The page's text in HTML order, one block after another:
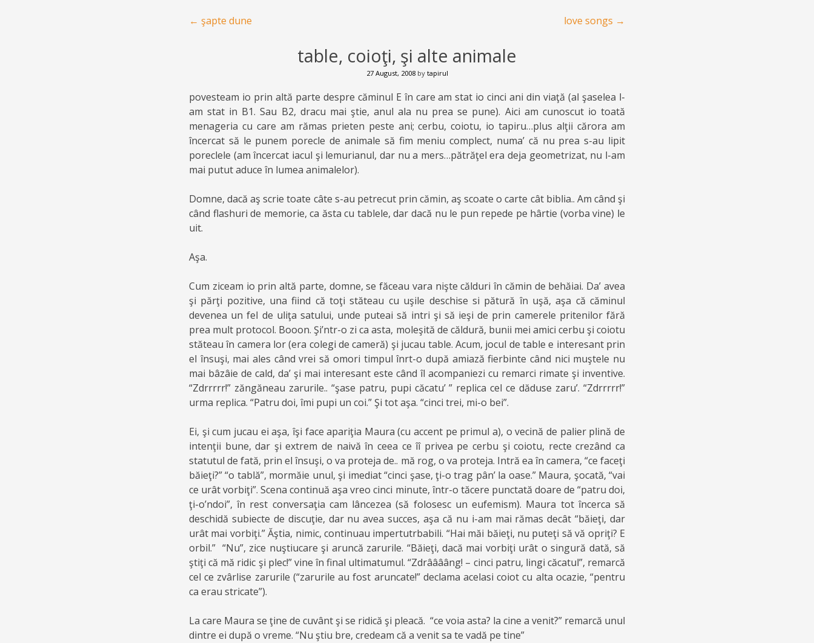
Post navigation
← şapte dune love songs →
table, coioţi, şi alte animale
27 August, 2008by tapirul
povesteam io prin altă parte despre căminul E în care am stat io cinci ani din viaţă (al şaselea l-
am stat in B1. Sau B2, dracu mai ştie, anul ala nu prea se pune). Aici am cunoscut io toată
menageria cu care am rămas prieten peste ani; cerbu, coiotu, io tapiru…plus alţii cărora am
încercat să le punem porecle de animale să fim meniu complect, numa’ că nu prea s-au lipit
poreclele (am încercat iacul şi lemurianul, dar nu a mers…pătrăţel era deja geometrizat, nu l-am
mai putut aduce în lumea animalelor).
Domne, dacă aş scrie toate câte s-au petrecut prin cămin, aş scoate o carte cât biblia.. Am când şi
când flashuri de memorie, ca ăsta cu tablele, dar dacă nu le pun repede pe hârtie (vorba vine) le
uit.
Aşa.
Cum ziceam io prin altă parte, domne, se făceau vara nişte călduri în cămin de behăiai. Da’ avea
şi părţi pozitive, una fiind că toţi stăteau cu uşile deschise si pătură în uşă, aşa că căminul
devenea un fel de uliţa satului, unde puteai să intri şi să ieşi de prin camerele pritenilor fără
prea mult protocol. Booon. Şi’ntr-o zi ca asta, moleşită de căldură, bunii mei amici cerbu şi coiotu
stăteau în camera lor (era colegi de cameră) şi jucau table. Acum, jocul de table e interesant prin
el însuşi, mai ales când vrei să omori timpul înrt-o după amiază fierbinte când nici muştele nu
mai bâzâie de cald, da’ şi mai interesant este când îl acompaniezi cu remarci rimate şi inventive.
“Zdrrrrr!” zăngăneau zarurile.. “şase patru, pupi căcatu’ ” replica cel ce dăduse zaru’. “Zdrrrrr!”
urma replica. “Patru doi, îmi pupi un coi.” Şi tot aşa. “cinci trei, mi-o bei”.
Ei, şi cum jucau ei aşa, îşi face apariţia Maura (cu accent pe primul a), o vecină de palier plină de
intenţii bune, dar şi extrem de naivă în ceea ce îî privea pe cerbu şi coiotu, recte crezând ca
statutul de fată, prin el însuşi, o va proteja de.. mă rog, o va proteja. Intră ea în camera, “ce faceţi
băieţi?” “o tablă”, mormăie unul, şi imediat “cinci şase, ţi-o trag pân’ la oase.” Maura, şocată, “vai
ce urât vorbiţi”. Scena continuă aşa vreo cinci minute, într-o tăcere punctată doare de “patru doi,
ţi-o’ndoi”, în rest conversaţia cam lâncezea (să folosesc un eufemism). Maura tot încerca să
deschidă subiecte de discuţie, dar nu avea succes, aşa că nu i-am mai rămas decât “băieţi, dar
urât mai vorbiţi.” Ăştia, nimic, continuau impertutrbabili. “Hai măi băieţi, nu puteţi să vă opriţi? E
orbil.” “Nu”, zice nuştiucare şi aruncă zarurile. “Băieţi, dacă mai vorbiţi urât o singură dată, să
ştiţi că mă ridic şi plec!” vine în final ultimatumul. “Zdrââââng! – cinci patru, lingi căcatul”, remarcă
cel ce zvârlise zarurile (“zarurile au fost aruncate!” declama acelasi coiot cu alta ocazie, “pentru
ca erau stricate”).
La care Maura se ţine de cuvânt şi se ridică şi pleacă. “ce voia asta? la cine a venit?” remarcă unul
dintre ei după o vreme. “Nu ştiu bre, credeam că a venit sa te vadă pe tine”